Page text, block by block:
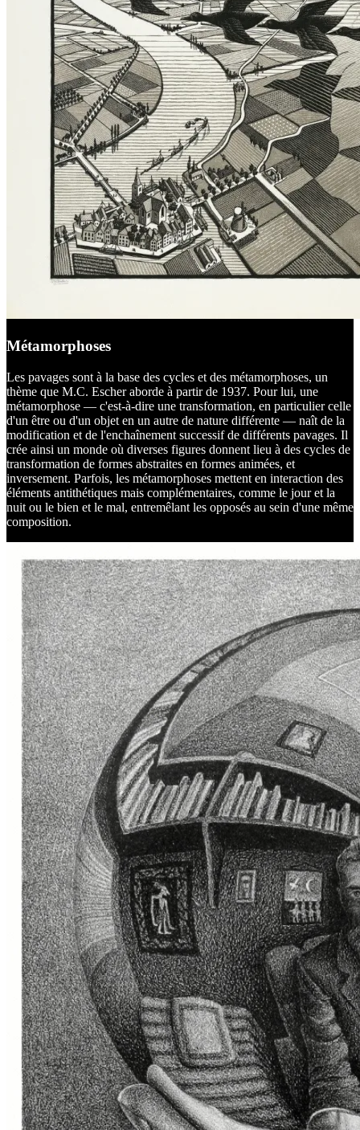
Métamorphoses
Les pavages sont à la base des cycles et des métamorphoses, un
thème que M.C. Escher aborde à partir de 1937. Pour lui, une
métamorphose — c'est-à-dire une transformation, en particulier celle
d'un être ou d'un objet en un autre de nature différente — naît de la
modification et de l'enchaînement successif de différents pavages. Il
crée ainsi un monde où diverses figures donnent lieu à des cycles de
transformation de formes abstraites en formes animées, et
inversement. Parfois, les métamorphoses mettent en interaction des
éléments antithétiques mais complémentaires, comme le jour et la
nuit ou le bien et le mal, entremêlant les opposés au sein d'une même
composition.